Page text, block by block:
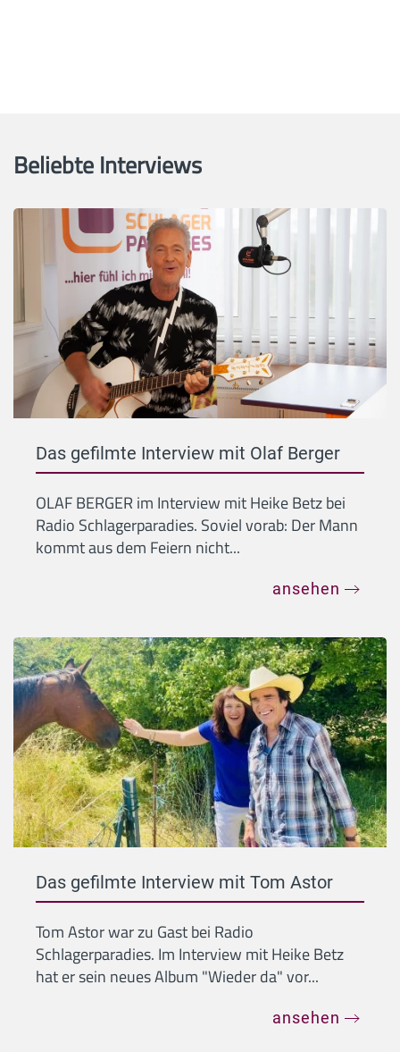
Beliebte Interviews
Das gefilmte Interview mit Olaf Berger
OLAF BERGER im Interview mit Heike Betz bei
Radio Schlagerparadies. Soviel vorab: Der Mann
kommt aus dem Feiern nicht...
ansehen
Das gefilmte Interview mit Tom Astor
Tom Astor war zu Gast bei Radio
Schlagerparadies. Im Interview mit Heike Betz
hat er sein neues Album "Wieder da" vor...
ansehen